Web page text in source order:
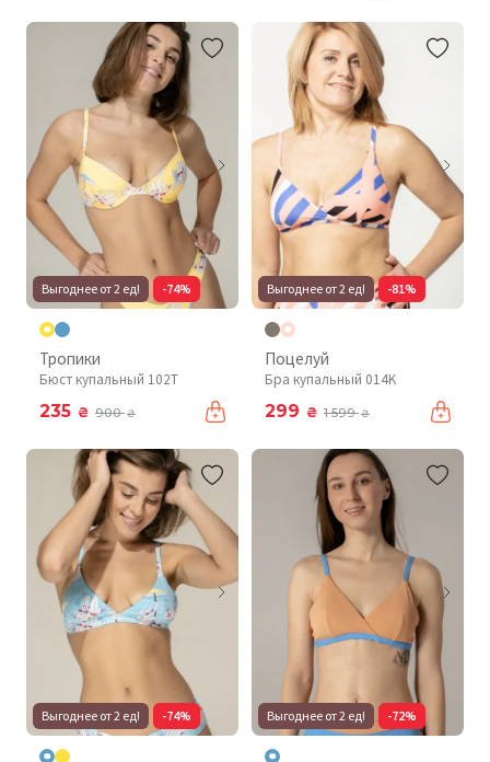
Выгоднее от 2 ед! -74%
Тропики
Бюст купальный 102T
235 ₴ 900₴
Выгоднее от 2 ед! -81%
Поцелуй
Бра купальный 014K
299 ₴ 1 599₴
Выгоднее от 2 ед! -74% Выгоднее от 2 ед! -72%